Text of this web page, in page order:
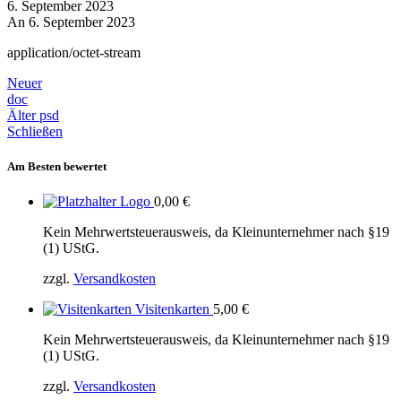
6. September 2023
An 6. September 2023
application/octet-stream
Neuer
doc
Älter psd
Schließen
Am Besten bewertet
Logo 0,00 €
Kein Mehrwertsteuerausweis, da Kleinunternehmer nach §19
(1) UStG.
zzgl. Versandkosten
Visitenkarten 5,00 €
Kein Mehrwertsteuerausweis, da Kleinunternehmer nach §19
(1) UStG.
zzgl. Versandkosten